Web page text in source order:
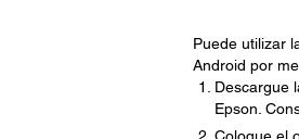
Puede utilizar
Android por
Descargue
Epson.